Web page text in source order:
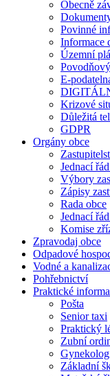
Obecně
Povinné
Informace
Územní
E-
Krizové
Důležitá
GDPR
Orgány obce
Jednací
Výbory
Zápisy
Rada obce
Jednací
Komise
Zpravodaj obce
Odpadové
Vodné a
Pohřebnictví
Praktické
Pošta
Senior taxi
Praktický
Zubní
Základní